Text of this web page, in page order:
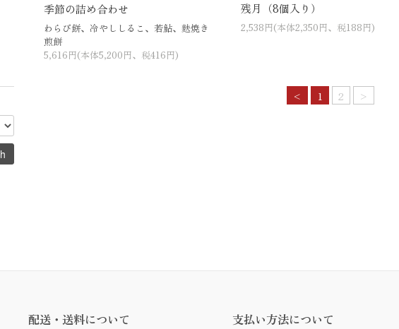
季節の詰め合わせ
わらび餅、冷やししるこ、若鮎、麩焼き
煎餅
5,616円(本体5,200円、税416円)
残月（8個入り）
2,538円(本体2,350円、税188円)
< 1 2 >
配送・送料について 支払い方法について